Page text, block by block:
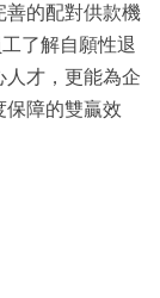
善的配對供款機
了解自願性退
人才，更能為企
保障的雙贏效